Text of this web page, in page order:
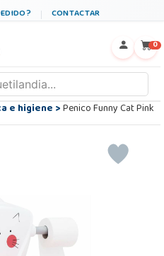
CONTACTAR
0
e higiene>Penico Funny Cat Pink